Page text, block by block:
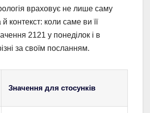
враховує не лише саму
контекст: коли саме ви її
2121 у понеділок і в
за своїм посланням.
Значення для стосунків